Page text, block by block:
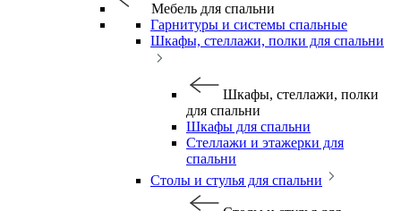
Мебель для спальни
Гарнитуры и системы спальные
Шкафы, стеллажи, полки для спальни
Шкафы, стеллажи, полки
для спальни
Шкафы для спальни
Стеллажи и этажерки для
спальни
Столы и стулья для спальни